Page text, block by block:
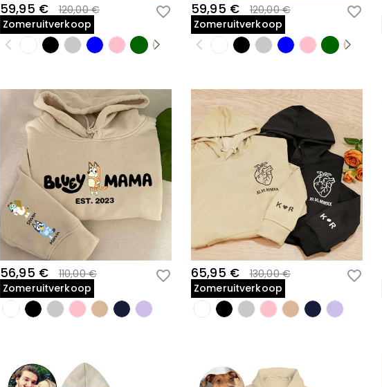
59,95 €
120,00 €
Zomeruitverkoop
59,95 €
120,00 €
Zomeruitverkoop
56,95 €
110,00 €
Zomeruitverkoop
65,95 €
130,00 €
Zomeruitverkoop